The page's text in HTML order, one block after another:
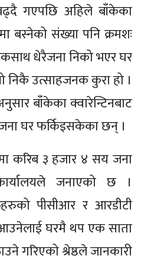
गएपछि अहिले बाँकेका
बस्नेको संख्या पनि क्रमशः
धेरैजना निको भएर घर
निकै उत्साहजनक कुरा हो ।
बाँकेका क्वारेन्टिनबाट
घर फर्किइसकेका छन् ।
करिब ३ हजार ४ सय जना
जनाएको छ ।
पीसीआर र आरडीटी
आउनेलाई घरमै थप एक साता
गरिएको श्रेष्ठले जानकारी